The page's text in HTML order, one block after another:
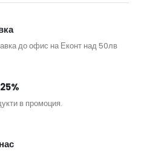
до офис на Еконт над 50лв
в промоция.